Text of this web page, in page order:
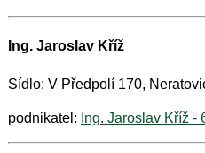
Ing. Jaroslav Kříž
Sídlo: V Předpolí 170,
podnikatel: Ing. Jaroslav Kříž -